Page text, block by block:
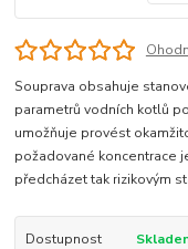
Souprava obsahuje
parametrů vodních kotlů
umožňuje provést
požadované koncentrace
předcházet tak rizikovým
Dostupnost